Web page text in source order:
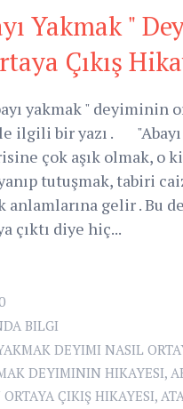
Yakmak "
Çıkış
yakmak " deyiminin
ilgili bir yazı . "Abayı
çok aşık olmak, o
tutuşmak, tabiri
anlamlarına gelir . Bu
çıktı diye hiç...
BILGI
DEYIMI NASIL
DEYIMININ HIKAYESI,
ÇIKIŞ HIKAYESI,